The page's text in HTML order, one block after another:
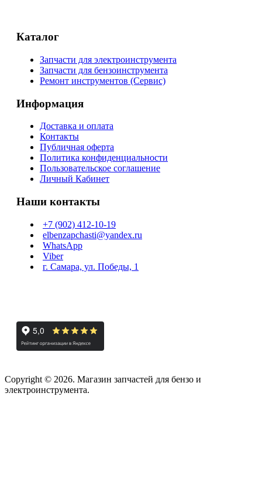
Каталог
Запчасти для электроинструмента
Запчасти для бензоинструмента
Ремонт инструментов (Сервис)
Информация
Доставка и оплата
Контакты
Публичная оферта
Политика конфиденциальности
Пользовательское соглашение
Личный Кабинет
Наши контакты
+7 (902) 412-10-19
elbenzapchasti@yandex.ru
WhatsApp
Viber
г. Самара, ул. Победы, 1
Copyright © 2026. Магазин запчастей для бензо и
электроинструмента.